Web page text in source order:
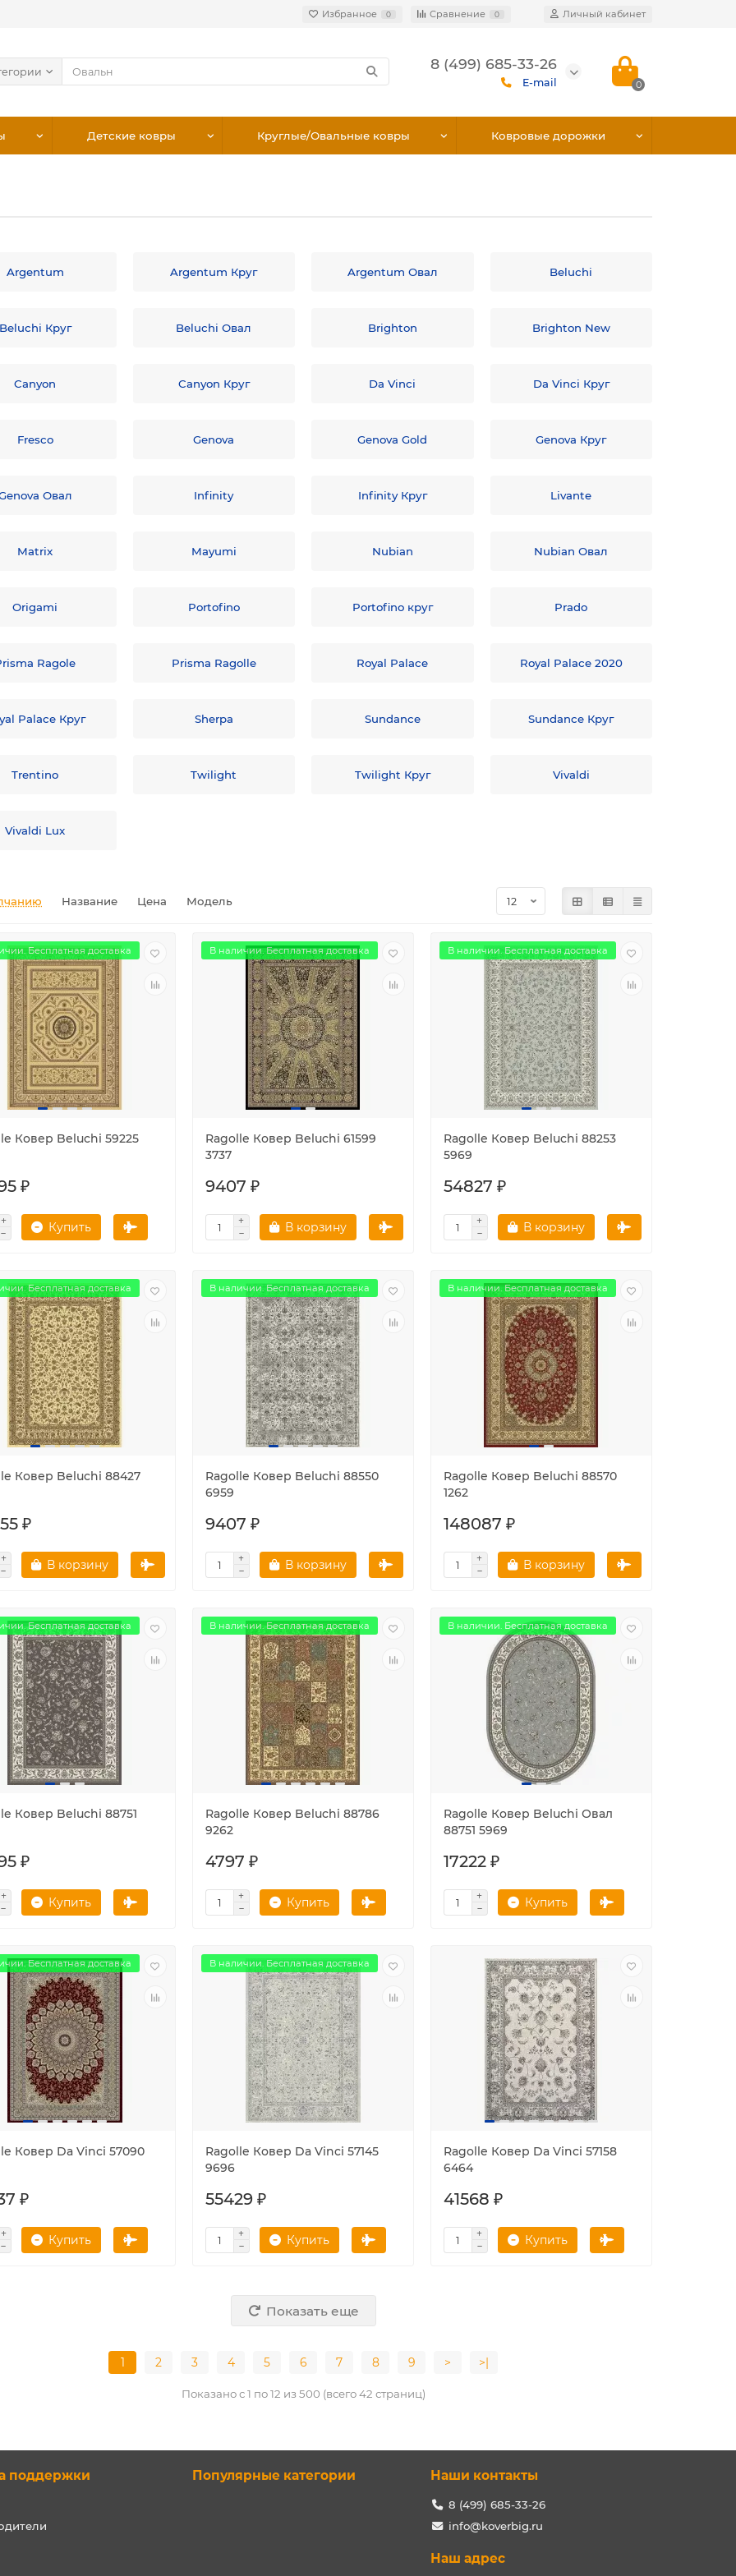
Избранное 0 Сравнение 0 Личный кабинет
8 (499) 685-33-26
E-mail 0
Детские ковры Круглые/Овальные ковры Ковровые дорожки
Argentum Argentum Круг Argentum Овал Beluchi
Beluchi Круг Beluchi Овал Brighton Brighton New
Canyon Canyon Круг Da Vinci Da Vinci Круг
Fresco Genova Genova Gold Genova Круг
Овал Infinity Infinity Круг Livante
Matrix Mayumi Nubian Nubian Овал
Origami Portofino Portofino круг Prado
Ragole Prisma Ragolle Royal Palace Royal Palace 2020
Palace Круг Sherpa Sundance Sundance Круг
Trentino Twilight Twilight Круг Vivaldi
Vivaldi Lux
Название Цена Модель
Бесплатная доставка
Ковер Beluchi 59225
₽
Купить
В наличии. Бесплатная доставка
Ragolle Ковер Beluchi 61599
3737
9407 ₽
В корзину
В наличии. Бесплатная доставка
Ragolle Ковер Beluchi 88253
5969
54827 ₽
В корзину
Бесплатная доставка
Ковер Beluchi 88427
₽
В корзину
В наличии. Бесплатная доставка
Ragolle Ковер Beluchi 88550
6959
9407 ₽
В корзину
В наличии. Бесплатная доставка
Ragolle Ковер Beluchi 88570
1262
148087 ₽
В корзину
Бесплатная доставка
Ковер Beluchi 88751
₽
Купить
В наличии. Бесплатная доставка
Ragolle Ковер Beluchi 88786
9262
4797 ₽
Купить
В наличии. Бесплатная доставка
Ragolle Ковер Beluchi Овал
88751 5969
17222 ₽
Купить
Бесплатная доставка
Ковер Da Vinci 57090
₽
Купить
В наличии. Бесплатная доставка
Ragolle Ковер Da Vinci 57145
9696
55429 ₽
Купить
Ragolle Ковер Da Vinci 57158
6464
41568 ₽
Купить
Показать еще
1 2 3 4 5 6 7 8 9 > >|
Показано с 1 по 12 из 500 (всего 42 страниц)
поддержки Популярные категории Наши контакты
8 (499) 685-33-26
info@koverbig.ru
Наш адрес